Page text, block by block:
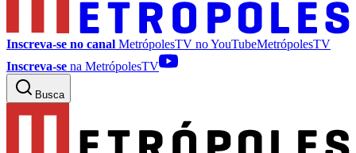
Inscreva-se no canal MetrópolesTV noYouTubeMetrópolesTV
Inscreva-se na MetrópolesTV
Busca